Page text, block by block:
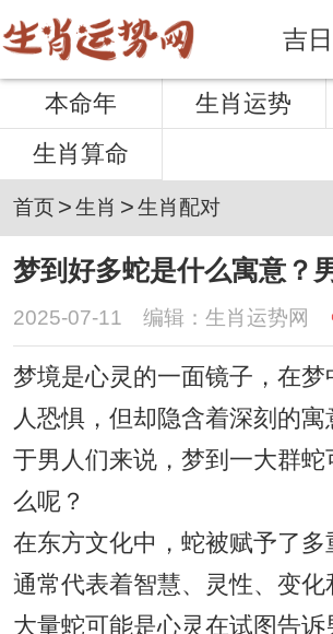
吉日
本命年 生肖运势
生肖算命
首页>生肖 >生肖配对
梦到好多蛇是什么寓意？
2025-07-11 编辑：生肖运势网
梦境是心灵的一面镜子，在梦
人恐惧，但却隐含着深刻的
于男人们来说，梦到一大群
么呢？
在东方文化中，蛇被赋予了多
通常代表着智慧、灵性、变化
大量蛇可能是心灵在试图告诉